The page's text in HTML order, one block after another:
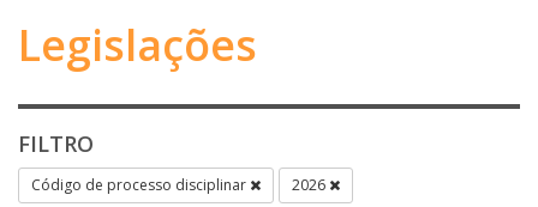
Legislações
FILTRO
Código de processo disciplinar 2026